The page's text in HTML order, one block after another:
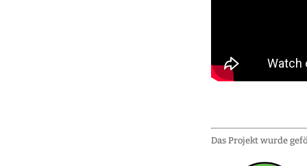
Das Projekt wurde